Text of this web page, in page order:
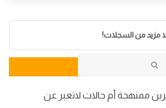
مزيد من السجلات!
ممنهجة أم حالات لاتعبر عن